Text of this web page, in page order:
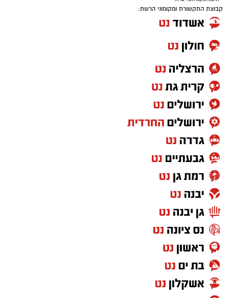
קבוצת התקשורת ומקומוני הרשת: